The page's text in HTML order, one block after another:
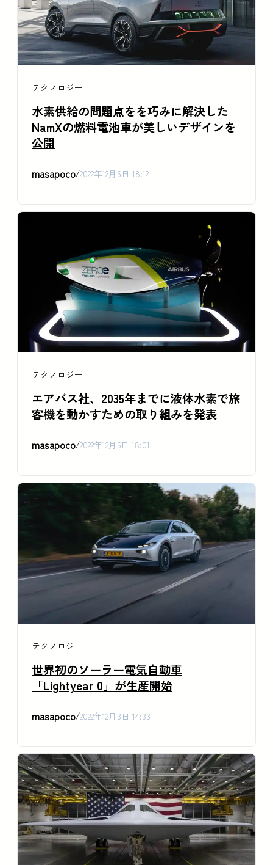
テクノロジー
水素供給の問題点をを巧みに解決した
NamXの燃料電池車が美しいデザインを
公開
masapoco/2022年12月6日 18:12
テクノロジー
エアバス社、2035年までに液体水素で旅
客機を動かすための取り組みを発表
masapoco/2022年12月5日 18:01
テクノロジー
世界初のソーラー電気自動車
「Lightyear 0」が生産開始
masapoco/2022年12月3日 14:33